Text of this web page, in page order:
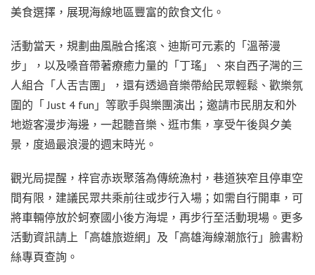
美食選擇，展現海線地區豐富的飲食文化。
活動當天，規劃曲風融合搖滾、迪斯可元素的「溫蒂漫
步」，以及嗓音帶著療癒力量的「丁瑤」、來自西子灣的三
人組合「人舌吉團」，還有透過音樂帶給民眾輕鬆、歡樂氛
圍的「 Just 4 fun」等歌手與樂團演出；邀請市民朋友和外
地遊客漫步海邊，一起聽音樂、逛市集，享受午後與夕美
景，度過最浪漫的週末時光。
觀光局提醒，梓官赤崁聚落為傳統漁村，巷道狹窄且停車空
間有限，建議民眾共乘前往或步行入場；如需自行開車，可
將車輛停放於蚵寮國小後方海堤，再步行至活動現場。更多
活動資訊請上「高雄旅遊網」及「高雄海線潮旅行」臉書粉
絲專頁查詢。